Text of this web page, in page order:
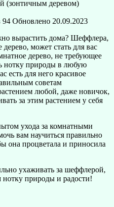
94 Обновлено 20.09.2023
вырастить дома? Шеффлера,
дерево, может стать для вас
дерево, не требующее
нотку природы в любую
есть для него красивое
советам
любой, даже новичок,
за этим растением у себя
ухода за комнатными
вам научиться правильно
она процветала и приносила
ухаживать за шеффлерой,
природы и радости!